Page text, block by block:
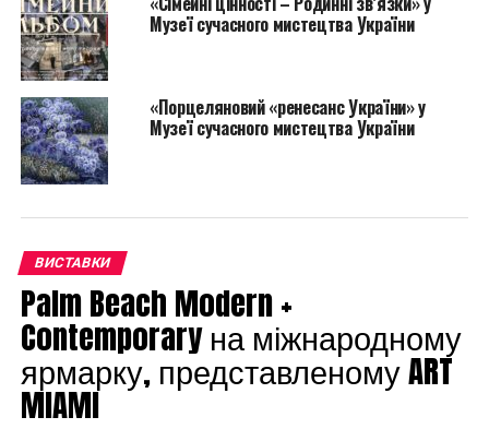
скульптуру українських митців різних мистецьких
шкіл і напрямків. Є прізвища дуже відомі, є мало
відомі широкій публіці, але усі вони Майстри з
великої літери.
Шістдесят п’ять яскравих представників сучасного
українського образотворчого мистецтва зачарують
чарівному світі краси. Кожний з митців має свою
унікальну індивідуальність, усі вони брали участь у
багатьох власних та спільних виставках, їх роботи
зберігаються у музеях різних країн світу та
приватних колекціях.
Бабак Микола Пантелеймонович(1954) –
живописець, літератор, колекціонер. Людина, яка
Музеї сучасного мистецтва України
«Порцеляновий «ренесанс України» у
Музеї сучасного мистецтва України
ВИСТАВКИ
Palm Beach Modern +
Contemporary на міжнародному
ярмарку, представленому ART
MIAMI